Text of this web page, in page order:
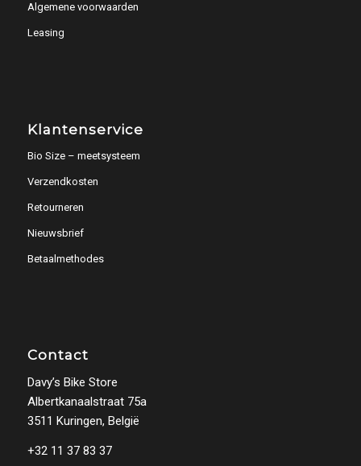
Algemene voorwaarden
Leasing
Klantenservice
Bio Size – meetsysteem
Verzendkosten
Retourneren
Nieuwsbrief
Betaalmethodes
Contact
Davy’s Bike Store
Albertkanaalstraat 75a
3511 Kuringen, België
+32 11 37 83 37